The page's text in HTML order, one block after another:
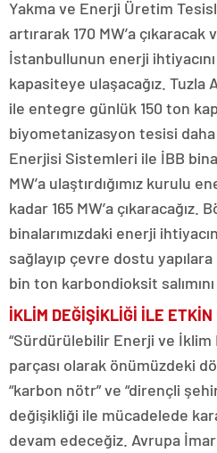
Yakma ve Enerji Üretim
artırarak 170 MW’a çıkaracak
İstanbullunun enerji
kapasiteye ulaşacağız. Tuzla
ile entegre günlük 150 ton
biyometanizasyon tesisi daha
Enerjisi Sistemleri ile İBB
MW’a ulaştırdığımız kurulu
kadar 165 MW’a çıkaracağız.
binalarımızdaki enerji
sağlayıp çevre dostu
bin ton karbondioksit
İKLİM DEĞİŞİKLİĞİ İLE
“Sürdürülebilir Enerji ve İklim
parçası olarak önümüzdeki
“karbon nötr” ve “dirençli
değişikliği ile mücadelede
devam edeceğiz. Avrupa İmar